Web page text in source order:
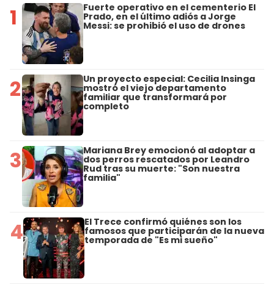
1 Fuerte operativo en el cementerio El
Prado, en el último adiós a Jorge
Messi: se prohibió el uso de drones
2 Un proyecto especial: Cecilia Insinga
mostró el viejo departamento
familiar que transformará por
completo
3 Mariana Brey emocionó al adoptar a
dos perros rescatados por Leandro
Rud tras su muerte: "Son nuestra
familia"
4 El Trece confirmó quiénes son los
famosos que participarán de la nueva
temporada de "Es mi sueño"